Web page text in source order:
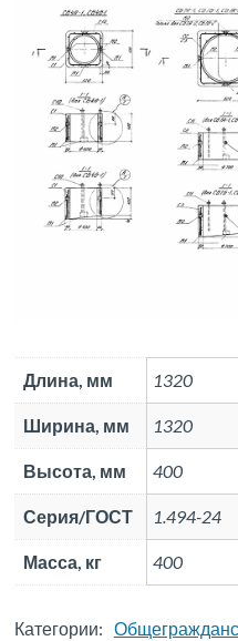
Длина, мм 1320
Ширина, мм 1320
Высота, мм 400
Серия/ГОСТ 1.494-24
Масса, кг 400
Категории: